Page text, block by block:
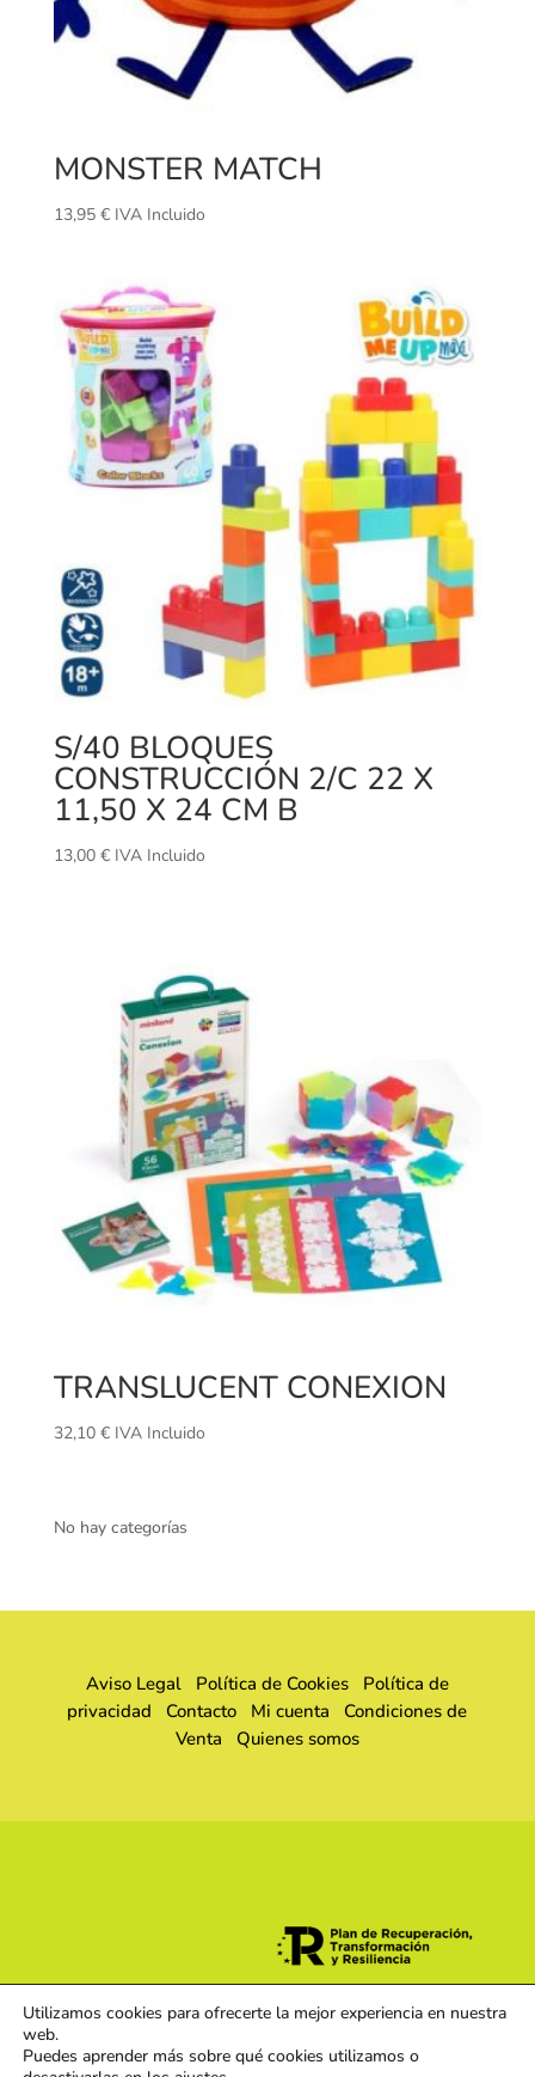
MONSTER MATCH
13,95 € IVA Incluido
S/40 BLOQUES
CONSTRUCCIÓN 2/C 22 X
11,50 X 24 CM B
13,00 € IVA Incluido
TRANSLUCENT CONEXION
32,10 € IVA Incluido
No hay categorías
Aviso Legal Política de Cookies
Política de
privacidad
Contacto Mi cuenta
Condiciones de
Venta Quienes somos
Utilizamos cookies para ofrecerte la mejor experiencia en nuestra
web.
Puedes aprender más sobre qué cookies utilizamos o